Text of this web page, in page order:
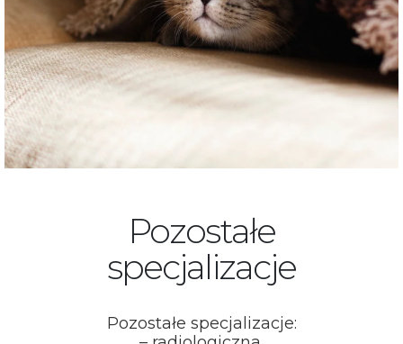
Pozostałe
specjalizacje
Pozostałe specjalizacje: